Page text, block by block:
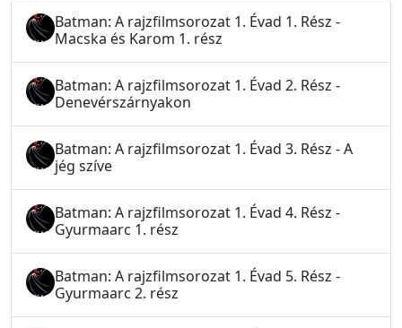
Batman: A rajzfilmsorozat 1. Évad 1. Rész -
Macska és Karom 1. rész
Batman: A rajzfilmsorozat 1. Évad 2. Rész -
Denevérszárnyakon
Batman: A rajzfilmsorozat 1. Évad 3. Rész - A
jég szíve
Batman: A rajzfilmsorozat 1. Évad 4. Rész -
Gyurmaarc 1. rész
Batman: A rajzfilmsorozat 1. Évad 5. Rész -
Gyurmaarc 2. rész